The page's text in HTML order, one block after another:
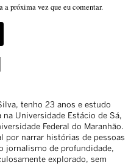
a próxima vez que eu comentar.
tenho 23 anos e estudo
na Universidade Estácio de Sá,
Federal do Maranhão.
por narrar histórias de pessoas
jornalismo de profundidade,
explorado, sem